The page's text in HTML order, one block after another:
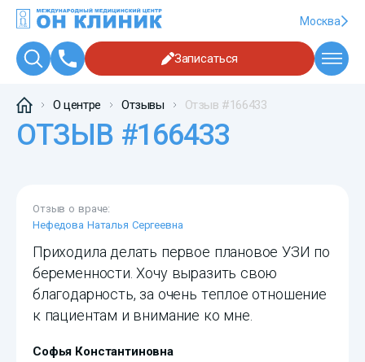
Москва
Записаться
О центре Отзывы Отзыв #166433
ОТЗЫВ #166433
Отзыв о враче:
Нефедова Наталья Сергеевна
Приходила делать первое плановое УЗИ по
беременности. Хочу выразить свою
благодарность, за очень теплое отношение
к пациентам и внимание ко мне.
Софья Константиновна